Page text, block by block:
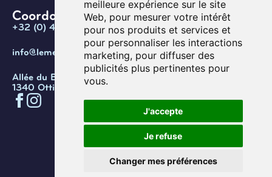
meilleure expérience sur le site
Web, pour mesurer votre intérêt
pour nos produits et services et
pour personnaliser les interactions
marketing, pour diffuser des
publicités plus pertinentes pour
vous.
J'accepte
Je refuse
Changer mes préférences
Coordonnées
+32 (0) 470 / 67.20.55
info@lemef.be
Allée du Bois des Rêves 1,
1340 Ottignies-Louvain-la-Neuve
Confidentialité
Cookies
Conditions d'utilisation
© Copyright 2026. Musée de l’eau
et de la fontaine.